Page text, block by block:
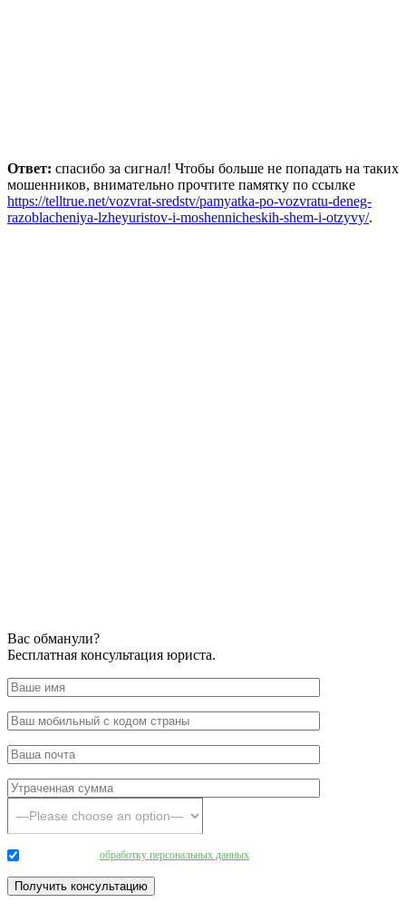
Ответ: спасибо за сигнал! Чтобы больше не попадать на таких
мошенников, внимательно прочтите памятку по ссылке
https://telltrue.net/vozvrat-sredstv/pamyatka-po-vozvratu-deneg-
razoblacheniya-lzheyuristov-i-moshennicheskih-shem-i-otzyvy/.
Вас обманули?
Бесплатная консультация юриста.
обработку персональных данных